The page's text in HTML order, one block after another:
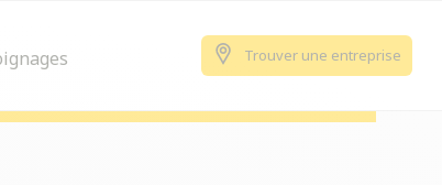
Trouver une entreprise